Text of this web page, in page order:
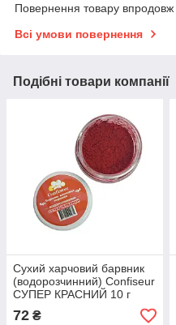
Повернення товару впродовж
Всі умови повернення
Подібні товари компанії
Сухий харчовий барвник
(водорозчинний) Confiseur
СУПЕР КРАСНИЙ 10 г
72 ₴